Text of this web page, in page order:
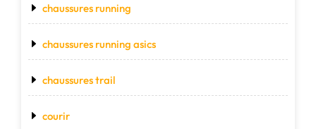
chaussures running
chaussures running asics
chaussures trail
courir